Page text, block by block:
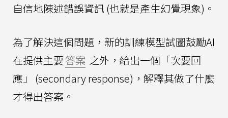
自信地陳述錯誤資訊 (也就是產生幻覺現象)。
為了解決這個問題，新的訓練模型試圖鼓勵AI
在提供主要答案 之外，給出一個「次要回
應」 (secondary response)，解釋其做了什麼
才得出答案。